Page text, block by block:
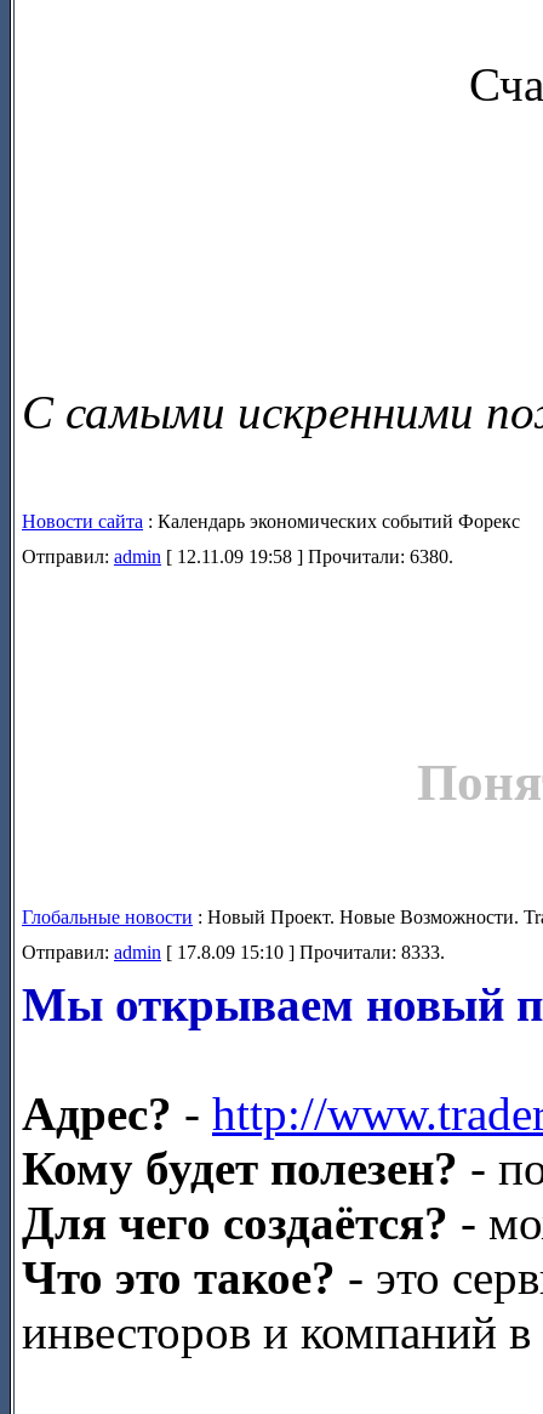
С самыми искренними
Новости сайта : Календарь экономических событий Форекс
Отправил: admin [ 12.11.09 19:58 ] Прочитали: 6380.
Глобальные новости : Новый Проект. Новые Возможности.
Отправил: admin [ 17.8.09 15:10 ] Прочитали: 8333.
Мы открываем новый
Адрес? - http://
Кому будет полезен? -
Для чего создаётся? -
Что это такое? - это
инвесторов и компаний